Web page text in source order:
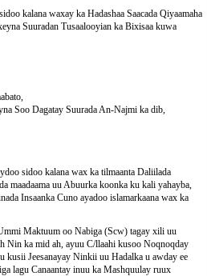
kalana waxay ka Hadashaa Saacada Qiyaamaha
Suuradan Tusaalooyian ka Bixisaa kuwa
Soo Dagatay Suurada An-Najmi ka dib,
sidoo kalana wax ka tilmaanta Daliilada
maadaama uu Abuurka koonka ku kali yahayba,
Insaanka Cuno ayadoo islamarkaana wax ka
Maktuum oo Nabiga (Scw) tagay xili uu
Nin ka mid ah, ayuu C/llaahi kusoo Noqnoqday
kusii Jeesanayay Ninkii uu Hadalka u awday ee
lagu Canaantay inuu ka Mashquulay ruux